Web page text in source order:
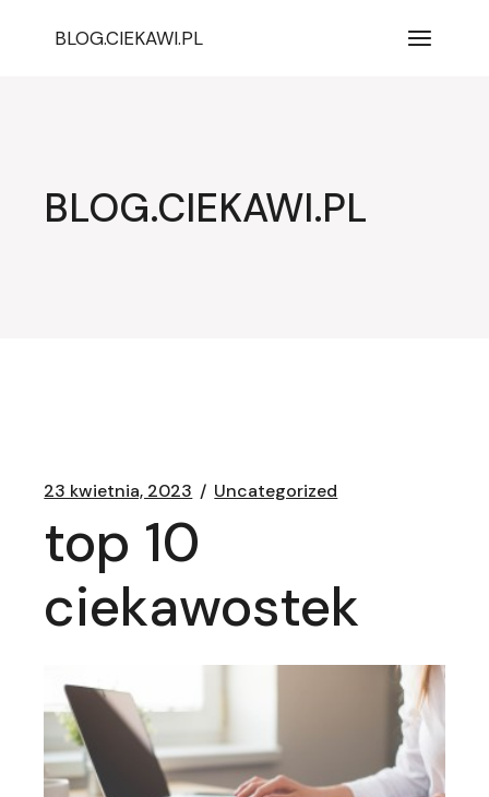
BLOG.CIEKAWI.PL
BLOG.CIEKAWI.PL
23 kwietnia, 2023 Uncategorized
top 10
ciekawostek